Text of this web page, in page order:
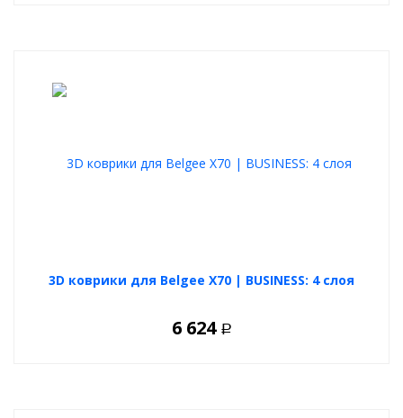
3D коврики для Belgee X70 | BUSINESS: 4 слоя
6 624 Р